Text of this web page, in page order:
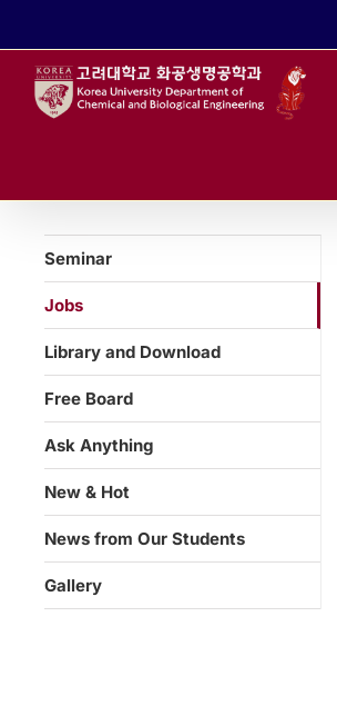
Seminar
Jobs
Library and Download
Free Board
Ask Anything
New & Hot
News from Our Students
Gallery